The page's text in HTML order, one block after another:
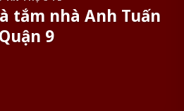
tắm nhà Anh Tuấn
Quận 9